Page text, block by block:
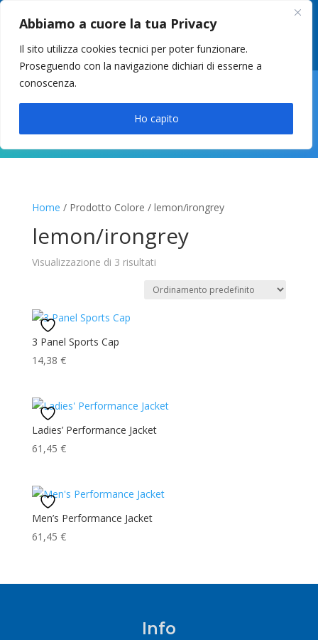
Abbiamo a cuore la tua Privacy
Il sito utilizza cookies tecnici per poter funzionare.
Proseguendo con la navigazione dichiari di esserne a
conoscenza.
Ho capito
049 8627946 –info@cstosetto.it
LUN-VEN 9-12 / 14:30-17
Home / Prodotto Colore / lemon/irongrey
lemon/irongrey
Visualizzazione di 3 risultati
3 Panel Sports Cap
14,38 €
Ladies’ Performance Jacket
61,45 €
Men’s Performance Jacket
61,45 €
Info